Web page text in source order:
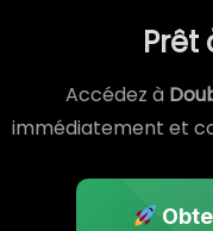
Prêt
Accédez à
immédiatement et